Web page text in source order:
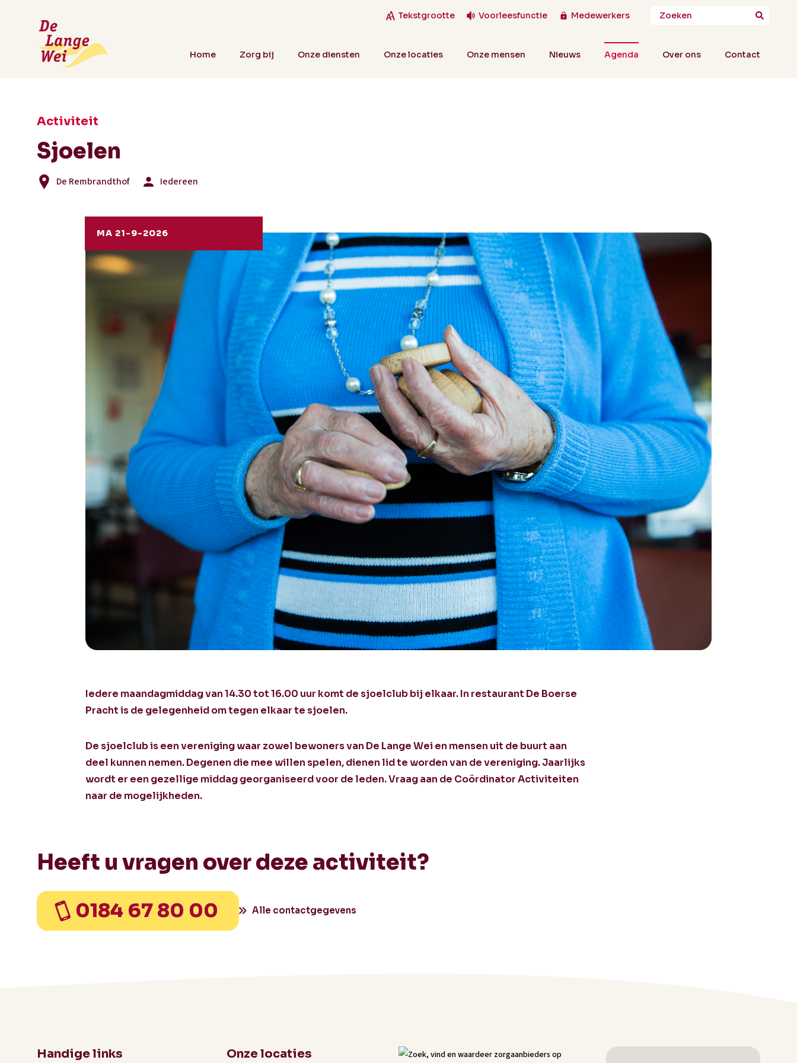
Tekstgrootte Voorleesfunctie Medewerkers
Home Zorg bij Onze diensten Onze locaties Onze mensen Nieuws Agenda Over ons Contact
Activiteit
Sjoelen
De Rembrandthof Iedereen
MA 21-9-2026
Iedere maandagmiddag van 14.30 tot 16.00 uur komt de sjoelclub bij elkaar. In restaurant De Boerse
Pracht is de gelegenheid om tegen elkaar te sjoelen.
De sjoelclub is een vereniging waar zowel bewoners van De Lange Wei en mensen uit de buurt aan
deel kunnen nemen. Degenen die mee willen spelen, dienen lid te worden van de vereniging. Jaarlijks
wordt er een gezellige middag georganiseerd voor de leden. Vraag aan de Coördinator Activiteiten
naar de mogelijkheden.
Heeft u vragen over deze activiteit?
0184 67 80 00 Alle contactgegevens
Handige links Onze locaties